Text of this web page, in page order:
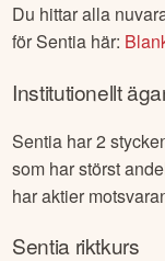
Du hittar alla
förSentia här:
Institutionellt
Sentia har2
som har störst
har aktier
Sentiariktkurs